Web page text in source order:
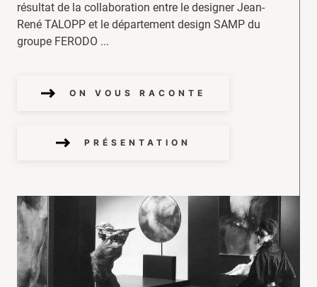
résultat de la collaboration entre le designer Jean-
René TALOPP et le département design SAMP du
groupe FERODO ...
ON VOUS RACONTE
PRÉSENTATION